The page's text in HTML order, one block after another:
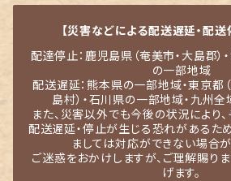
【災害などによる配送遅延・配送
配達停止：鹿児島県（奄美市・大島郡）
の一部地域
配送遅延：熊本県の一部地域・東京都
島村）・石川県の一部地域・九州全
また、災害以外でも今後の状況により
配送遅延・停止が生じる恐れがあるため
ましては対応ができない場合が
ご迷惑をおかけしますが、ご理解賜り
げます。